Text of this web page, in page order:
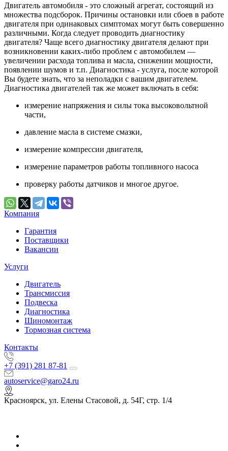
Двигатель автомобиля - это сложный агрегат, состоящий из
множества подсборок. Причины остановки или сбоев в работе
двигателя при одинаковых симптомах могут быть совершенно
различными. Когда следует проводить диагностику
двигателя? Чаще всего диагностику двигателя делают при
возникновении каких-либо проблем с автомобилем —
увеличении расхода топлива и масла, снижении мощности,
появлении шумов и т.п. Диагностика - услуга, после которой
Вы будете знать, что за неполадки с вашим двигателем.
Диагностика двигателей так же может включать в себя:
измерение напряжения и силы тока высоковольтной
части,
давление масла в системе смазки,
измерение компрессии двигателя,
измерение параметров работы топливного насоса
проверку работы датчиков и многое другое.
Компания
Гарантия
Поставщики
Вакансии
Услуги
Двигатель
Трансмиссия
Подвеска
Диагностика
Шиномонтаж
Тормозная система
Контакты
+7 (391) 281 87-81
autoservice@garo24.ru
Красноярск, ул. Елены Стасовой, д. 54Г, стр. 1/4